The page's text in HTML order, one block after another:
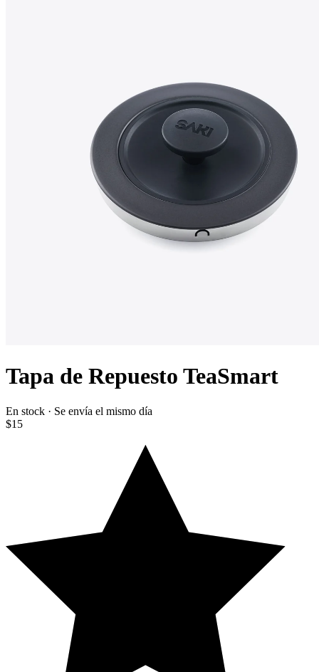
Tapa de Repuesto TeaSmart
En stock · Se envía el mismo día
$15